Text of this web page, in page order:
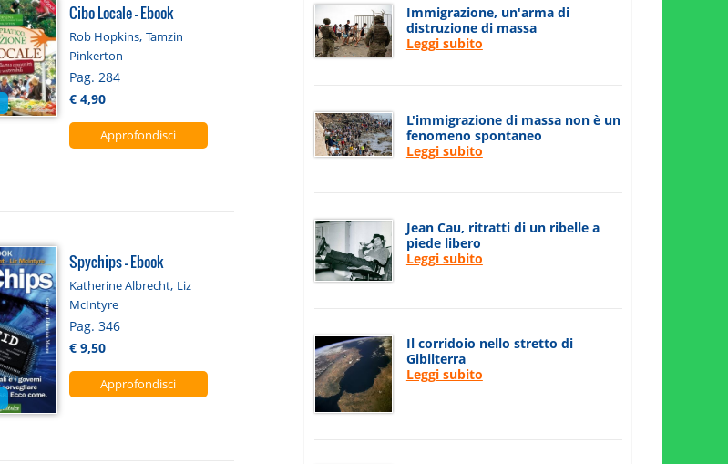
Cibo Locale - Ebook
Rob Hopkins, Tamzin
Pinkerton
Pag. 284
€ 4,90
Approfondisci
Spychips - Ebook
Katherine Albrecht, Liz
McIntyre
Pag. 346
€ 9,50
Approfondisci
Immigrazione, un'arma di
distruzione di massa
Leggi subito
L'immigrazione di massa non è un
fenomeno spontaneo
Leggi subito
Jean Cau, ritratti di un ribelle a
piede libero
Leggi subito
Il corridoio nello stretto di
Gibilterra
Leggi subito